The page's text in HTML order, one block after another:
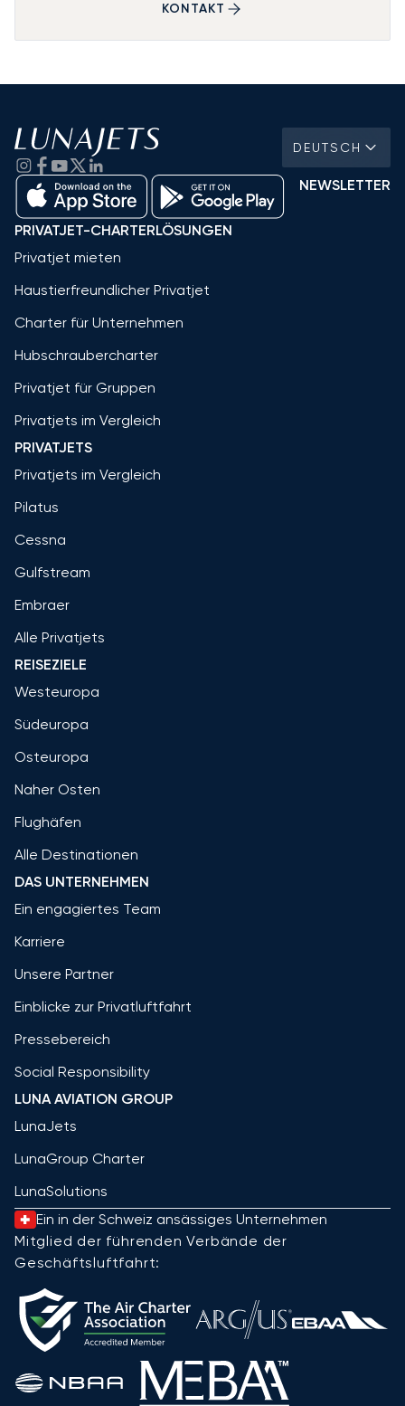
KONTAKT
DEUTSCH
NEWSLETTER
PRIVATJET-CHARTERLÖSUNGEN
Privatjet mieten
Haustierfreundlicher Privatjet
Charter für Unternehmen
Hubschraubercharter
Privatjet für Gruppen
Privatjets im Vergleich
PRIVATJETS
Privatjets im Vergleich
Pilatus
Cessna
Gulfstream
Embraer
Alle Privatjets
REISEZIELE
Westeuropa
Südeuropa
Osteuropa
Naher Osten
Flughäfen
Alle Destinationen
DAS UNTERNEHMEN
Ein engagiertes Team
Karriere
Unsere Partner
Einblicke zur Privatluftfahrt
Pressebereich
Social Responsibility
LUNA AVIATION GROUP
LunaJets
LunaGroup Charter
LunaSolutions
Ein in der Schweiz ansässiges Unternehmen
Mitglied der führenden Verbände der
Geschäftsluftfahrt: